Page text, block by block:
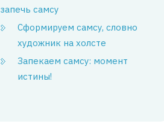
запечь самсу
Сформируем самсу, словно
художник на холсте
Запекаем самсу: момент
истины!